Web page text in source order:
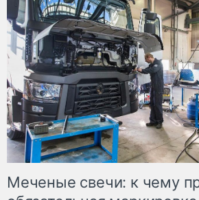
Меченые свечи: к чему